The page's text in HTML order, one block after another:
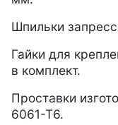
Шпильки
Гайки для
в комплект.
Проставки
6061-Т6.